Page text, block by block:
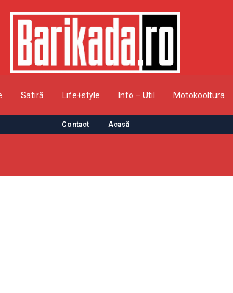
Satiră Life+style Info – Util Motokooltura
Contact Acasă